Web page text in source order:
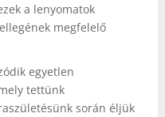
a lenyomatok
megfelelő
egyetlen
tettünk
során éljük